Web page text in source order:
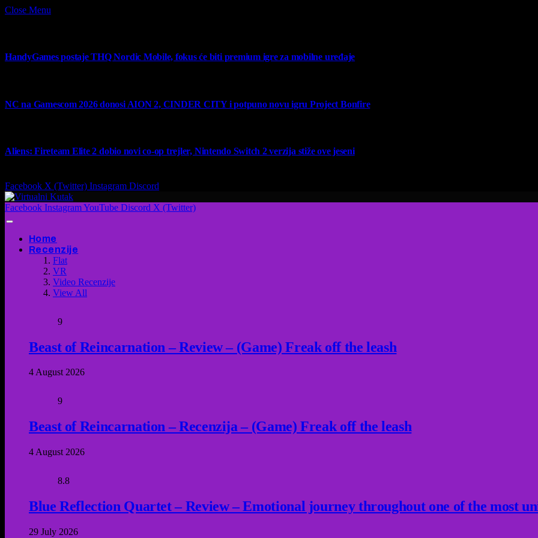
Close Menu
HandyGames postaje THQ Nordic Mobile, fokus će biti premium igre za mobilne uređaje
NC na Gamescom 2026 donosi AION 2, CINDER CITY i potpuno novu igru Project Bonfire
Aliens: Fireteam Elite 2 dobio novi co-op trejler, Nintendo Switch 2 verzija stiže ove jeseni
Facebook X (Twitter) Instagram Discord
Facebook InstagramYouTube Discord X (Twitter)
Home
Recenzije
Flat
VR
Video Recenzije
View All
9
Beast of Reincarnation – Review – (Game) Freak off the leash
4 August 2026
9
Beast of Reincarnation – Recenzija – (Game) Freak off the leash
4 August 2026
8.8
Blue Reflection Quartet – Review – Emotional journey throughout one of the most
29 July 2026